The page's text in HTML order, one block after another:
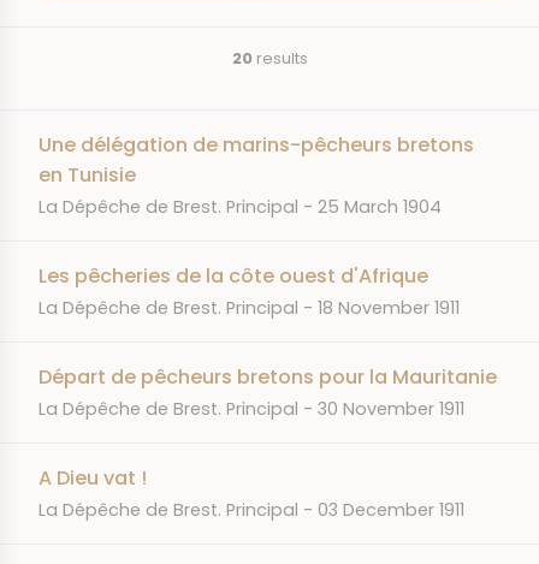
20 results
Une délégation de marins-pêcheurs bretons
en Tunisie
JOURNAL
La Dépêche de Brest. Principal DATE
25 March 1904
Les pêcheries de la côte ouest d'Afrique
JOURNAL
La Dépêche de Brest. Principal DATE
18 November 1911
Départ de pêcheurs bretons pour la Mauritanie
JOURNAL
La Dépêche de Brest. Principal DATE
30 November 1911
A Dieu vat !
JOURNAL
La Dépêche de Brest. Principal DATE
03 December 1911